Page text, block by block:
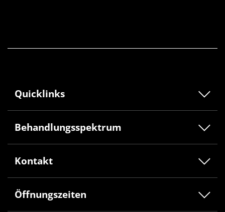
Quicklinks
Behandlungsspektrum
Kontakt
Öffnungszeiten